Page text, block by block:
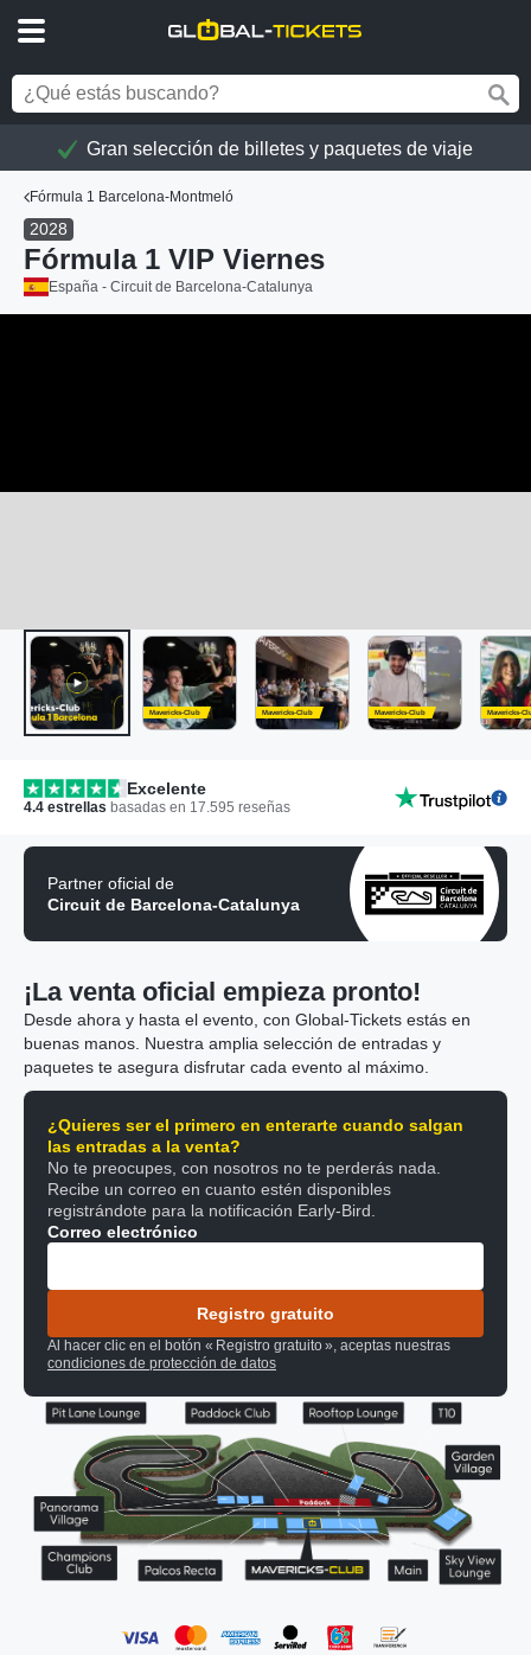
Gran selección de billetes y paquetes de viaje
Fórmula 1 Barcelona-Montmeló
2028
Fórmula 1 VIP Viernes
España - Circuit de Barcelona-Catalunya
Mavericks-Club Mavericks-Club Mavericks-Club Mavericks-
Excelente
4.4 estrellas basadas en 17.595 reseñas
Partner oficial de
Circuit de Barcelona-Catalunya
¡La venta oficial empieza pronto!
Desde ahora y hasta el evento, con Global-Tickets estás en
buenas manos. Nuestra amplia selección de entradas y
paquetes te asegura disfrutar cada evento al máximo.
¿Quieres ser el primero en enterarte cuando salgan
las entradas a la venta?
No te preocupes, con nosotros no te perderás nada.
Recibe un correo en cuanto estén disponibles
registrándote para la notificación Early-Bird.
Correo electrónico
Registro gratuito
Al hacer clic en el botón « Registro gratuito », aceptas nuestras
condiciones de protección de datos